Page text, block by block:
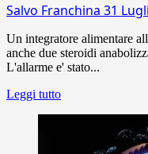
Salvo Franchina 31
Un integratore alimentare
anche due steroidi
L'allarme e' stato...
Leggi tutto